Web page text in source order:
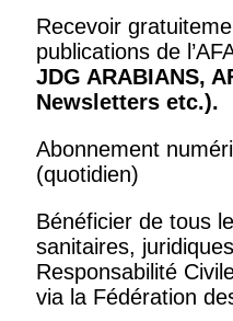
Recevoir
publications de
JDG ARABIANS,
Newsletters etc.).
Abonnement
(quotidien)
Bénéficier de tous
sanitaires,
Responsabilité
via la Fédération